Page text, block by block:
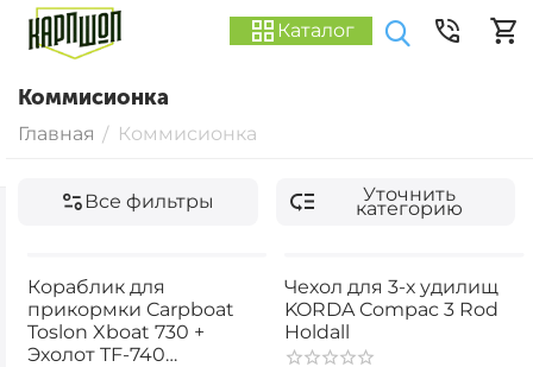
Каталог
Коммисионка
Главная / Коммисионка
Все фильтры Уточнить
категорию
Кораблик для
прикормки Carpboat
Toslon Xboat 730 +
Эхолот TF-740
Чехол для 3-х удилищ
KORDA Compac 3 Rod
Holdall